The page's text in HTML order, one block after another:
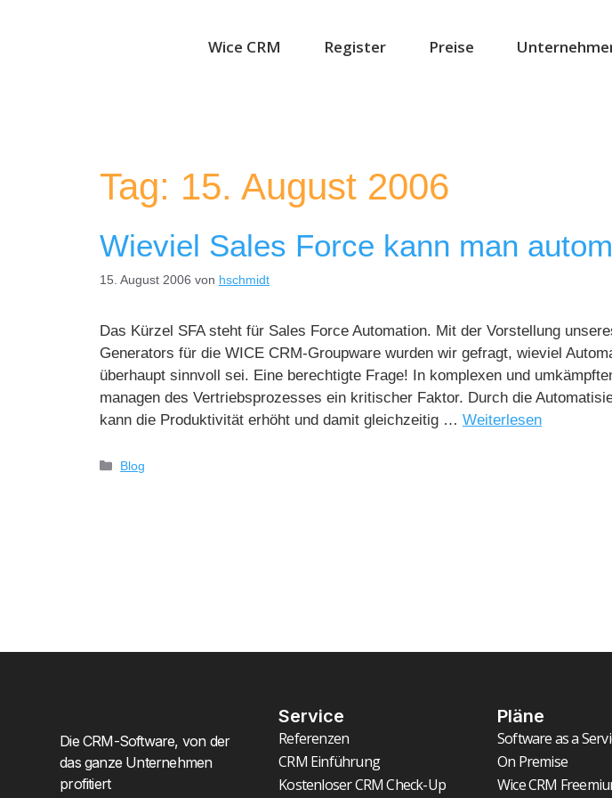
Wice CRM Register Preise
Tag: 15. August 2006
Wieviel Sales Force kann man
15. August 2006 von hschmidt
Das Kürzel SFA steht für Sales Force Automation. Mit der Vorstellung
Generators für die WICE CRM-Groupware wurden wir gefragt, wieviel
überhaupt sinnvoll sei. Eine berechtigte Frage! In komplexen und
managen des Vertriebsprozesses ein kritischer Faktor. Durch die
kann die Produktivität erhöht und damit gleichzeitig … Weiterlesen
Blog
Die CRM-Software, von der
das ganze Unternehmen
profitiert
Service
Referenzen
CRM Einführung
Kostenloser CRM Check-Up
Pläne
Software as a
On Premise
Wice CRM